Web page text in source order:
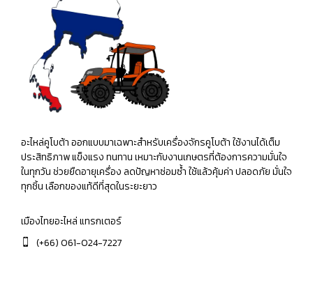
อะไหล่คูโบต้า ออกแบบมาเฉพาะสำหรับเครื่องจักรคูโบต้า ใช้งานได้เต็ม
ประสิทธิภาพ แข็งแรง ทนทาน เหมาะกับงานเกษตรที่ต้องการความมั่นใจ
ในทุกวัน ช่วยยืดอายุเครื่อง ลดปัญหาซ่อมซ้ำ ใช้แล้วคุ้มค่า ปลอดภัย มั่นใจ
ทุกชิ้น เลือกของแท้ดีที่สุดในระยะยาว
เมืองไทยอะไหล่ แทรกเตอร์
(+66) 061-024-7227